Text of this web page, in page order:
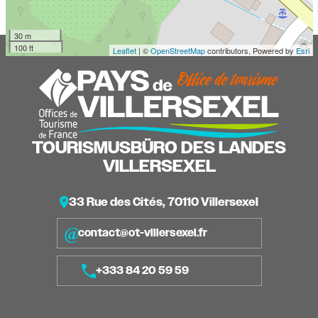
30 m
100 ft
Leaflet| ©OpenStreetMapcontributors, Powered by Esri
TOURISMUSBÜRO DES LANDES
VILLERSEXEL
33 Rue des Cités, 70110 Villersexel
contact@ot-villersexel.fr
+333 84 20 59 59